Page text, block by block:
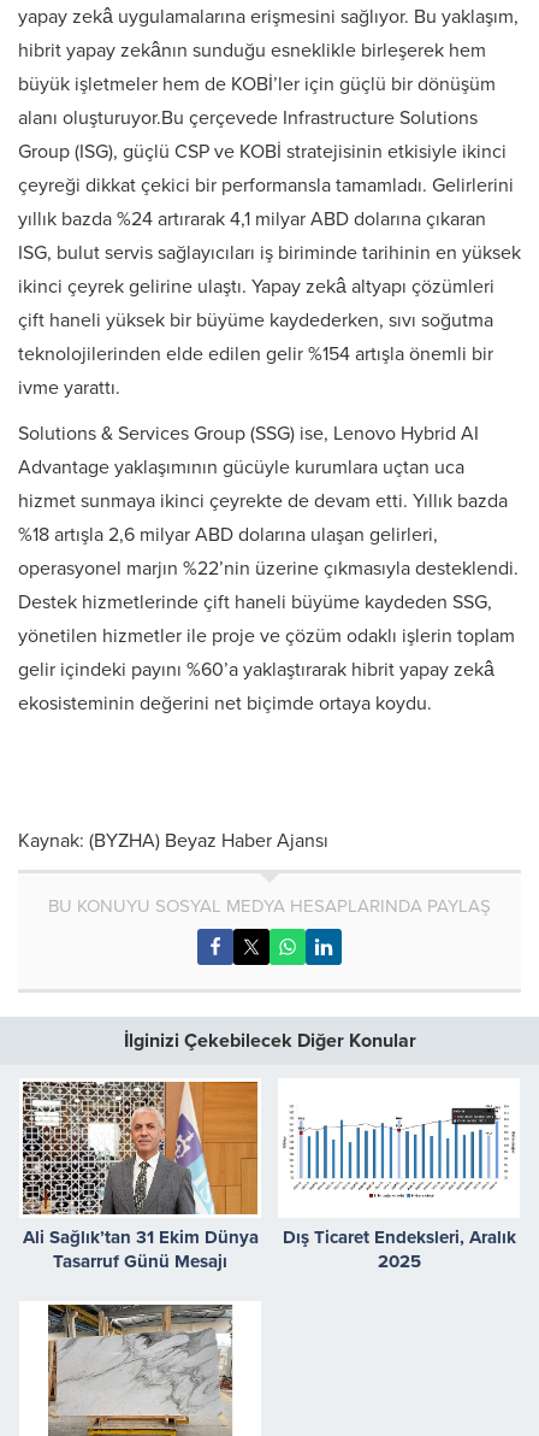
yapay zekâ uygulamalarına erişmesini sağlıyor. Bu yaklaşım,
hibrit yapay zekânın sunduğu esneklikle birleşerek hem
büyük işletmeler hem de KOBİ’ler için güçlü bir dönüşüm
alanı oluşturuyor.Bu çerçevede Infrastructure Solutions
Group (ISG), güçlü CSP ve KOBİ stratejisinin etkisiyle ikinci
çeyreği dikkat çekici bir performansla tamamladı. Gelirlerini
yıllık bazda %24 artırarak 4,1 milyar ABD dolarına çıkaran
ISG, bulut servis sağlayıcıları iş biriminde tarihinin en yüksek
ikinci çeyrek gelirine ulaştı. Yapay zekâ altyapı çözümleri
çift haneli yüksek bir büyüme kaydederken, sıvı soğutma
teknolojilerinden elde edilen gelir %154 artışla önemli bir
ivme yarattı.
Solutions & Services Group (SSG) ise, Lenovo Hybrid AI
Advantage yaklaşımının gücüyle kurumlara uçtan uca
hizmet sunmaya ikinci çeyrekte de devam etti. Yıllık bazda
%18 artışla 2,6 milyar ABD dolarına ulaşan gelirleri,
operasyonel marjın %22’nin üzerine çıkmasıyla desteklendi.
Destek hizmetlerinde çift haneli büyüme kaydeden SSG,
yönetilen hizmetler ile proje ve çözüm odaklı işlerin toplam
gelir içindeki payını %60’a yaklaştırarak hibrit yapay zekâ
ekosisteminin değerini net biçimde ortaya koydu.
Kaynak: (BYZHA) Beyaz Haber Ajansı
BU KONUYU SOSYAL MEDYA HESAPLARINDA PAYLAŞ
İlginizi Çekebilecek Diğer Konular
Ali Sağlık’tan 31 Ekim Dünya
Tasarruf Günü Mesajı
Dış Ticaret Endeksleri, Aralık
2025